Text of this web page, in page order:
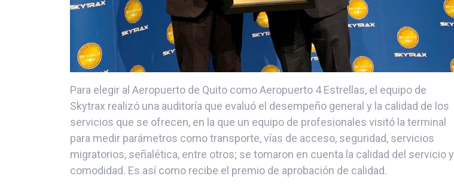
Para elegir al Aeropuerto de Quito como Aeropuerto 4 Estrellas, el equipo de
Skytrax realizó una auditoría que evaluó el desempeño general y la calidad de los
servicios que se ofrecen, en la que un equipo de profesionales visitó la terminal
para medir parámetros como transporte, vías de acceso, seguridad, servicios
migratorios, señalética, entre otros; se tomaron en cuenta la calidad del servicio y
comodidad. Es así como recibe el premio de aprobación de calidad.